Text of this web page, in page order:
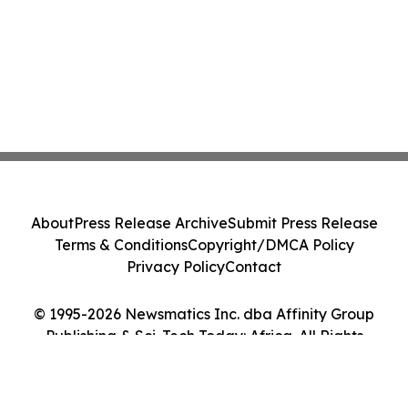
© 1995-2026 Newsmatics Inc. dba Affinity Group
Publishing & Sci-Tech Today: Africa. All Rights
AboutPress Release ArchiveSubmit Press Release
Terms & ConditionsCopyright/DMCA Policy
Privacy PolicyContact